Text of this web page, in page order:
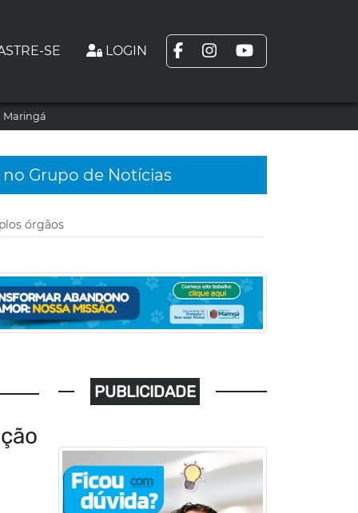
SE LOGIN
Maringá
Grupo de Notícias
órgãos
PUBLICIDADE